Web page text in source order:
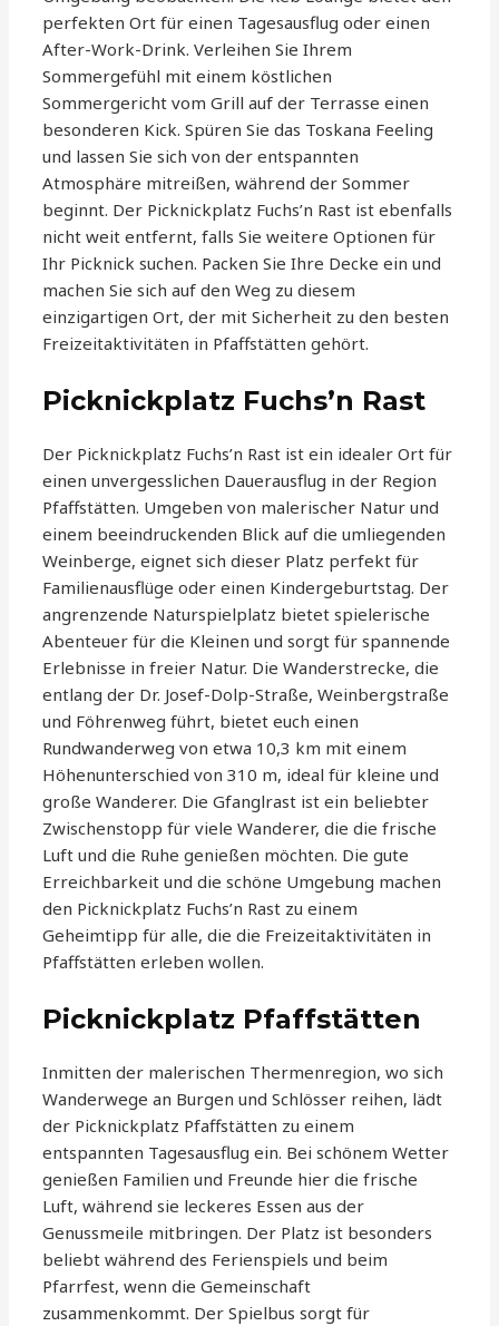
perfekten Ort für einen Tagesausflug oder einen
After-Work-Drink. Verleihen Sie Ihrem
Sommergefühl mit einem köstlichen
Sommergericht vom Grill auf der Terrasse einen
besonderen Kick. Spüren Sie das Toskana Feeling
und lassen Sie sich von der entspannten
Atmosphäre mitreißen, während der Sommer
beginnt. Der Picknickplatz Fuchs’n Rast ist ebenfalls
nicht weit entfernt, falls Sie weitere Optionen für
Ihr Picknick suchen. Packen Sie Ihre Decke ein und
machen Sie sich auf den Weg zu diesem
einzigartigen Ort, der mit Sicherheit zu den besten
Freizeitaktivitäten in Pfaffstätten gehört.
Picknickplatz Fuchs’n Rast
Der Picknickplatz Fuchs’n Rast ist ein idealer Ort für
einen unvergesslichen Dauerausflug in der Region
Pfaffstätten. Umgeben von malerischer Natur und
einem beeindruckenden Blick auf die umliegenden
Weinberge, eignet sich dieser Platz perfekt für
Familienausflüge oder einen Kindergeburtstag. Der
angrenzende Naturspielplatz bietet spielerische
Abenteuer für die Kleinen und sorgt für spannende
Erlebnisse in freier Natur. Die Wanderstrecke, die
entlang der Dr. Josef-Dolp-Straße, Weinbergstraße
und Föhrenweg führt, bietet euch einen
Rundwanderweg von etwa 10,3 km mit einem
Höhenunterschied von 310 m, ideal für kleine und
große Wanderer. Die Gfanglrast ist ein beliebter
Zwischenstopp für viele Wanderer, die die frische
Luft und die Ruhe genießen möchten. Die gute
Erreichbarkeit und die schöne Umgebung machen
den Picknickplatz Fuchs’n Rast zu einem
Geheimtipp für alle, die die Freizeitaktivitäten in
Pfaffstätten erleben wollen.
Picknickplatz Pfaffstätten
Inmitten der malerischen Thermenregion, wo sich
Wanderwege an Burgen und Schlösser reihen, lädt
der Picknickplatz Pfaffstätten zu einem
entspannten Tagesausflug ein. Bei schönem Wetter
genießen Familien und Freunde hier die frische
Luft, während sie leckeres Essen aus der
Genussmeile mitbringen. Der Platz ist besonders
beliebt während des Ferienspiels und beim
Pfarrfest, wenn die Gemeinschaft
zusammenkommt. Der Spielbus sorgt für